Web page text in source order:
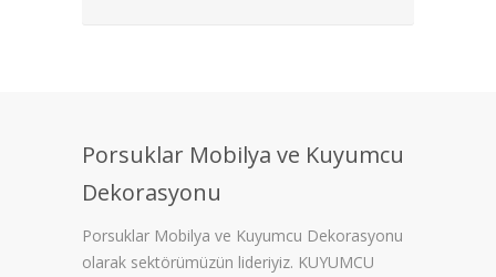
Porsuklar Mobilya ve Kuyumcu
Dekorasyonu
Porsuklar Mobilya ve Kuyumcu Dekorasyonu
olarak sektörümüzün lideriyiz. KUYUMCU